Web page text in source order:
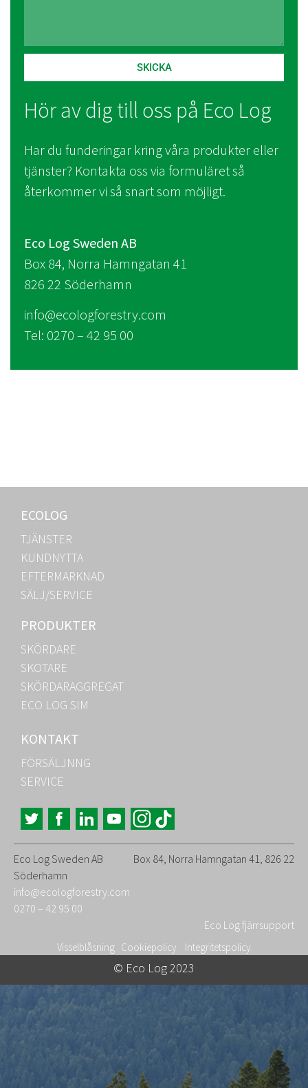
SKICKA
Hör av dig till oss på Eco Log
Har du funderingar kring våra produkter eller
tjänster? Kontakta oss via formuläret så
återkommer vi så snart som möjligt.
Eco Log Sweden AB
Box 84, Norra Hamngatan 41
826 22 Söderhamn
info@ecologforestry.com
Tel: 0270 – 42 95 00
ECOLOG
TJÄNSTER
KUNDNYTTA
EFTERMARKNAD
SÄLJ/SERVICE
PRODUKTER
SKÖRDARE
SKOTARE
SKÖRDARAGGREGAT
ECO LOG SIM
KONTAKT
FÖRSÄLJNNG
SERVICE
Eco Log Sweden AB
Box 84, Norra Hamngatan 41, 826 22
Söderhamn
info@ecologforestry.com
0270 – 42 95 00
Eco Log fjärrsupport
Visselblåsning Cookiepolicy Integritetspolicy
© Eco Log 2023